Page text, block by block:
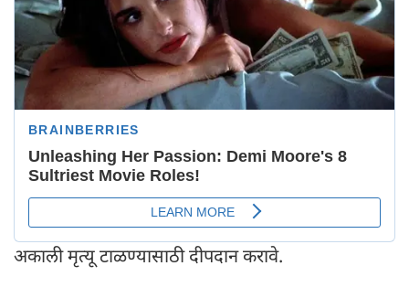
अकाली मृत्यू टाळण्यासाठी दीपदान करावे.